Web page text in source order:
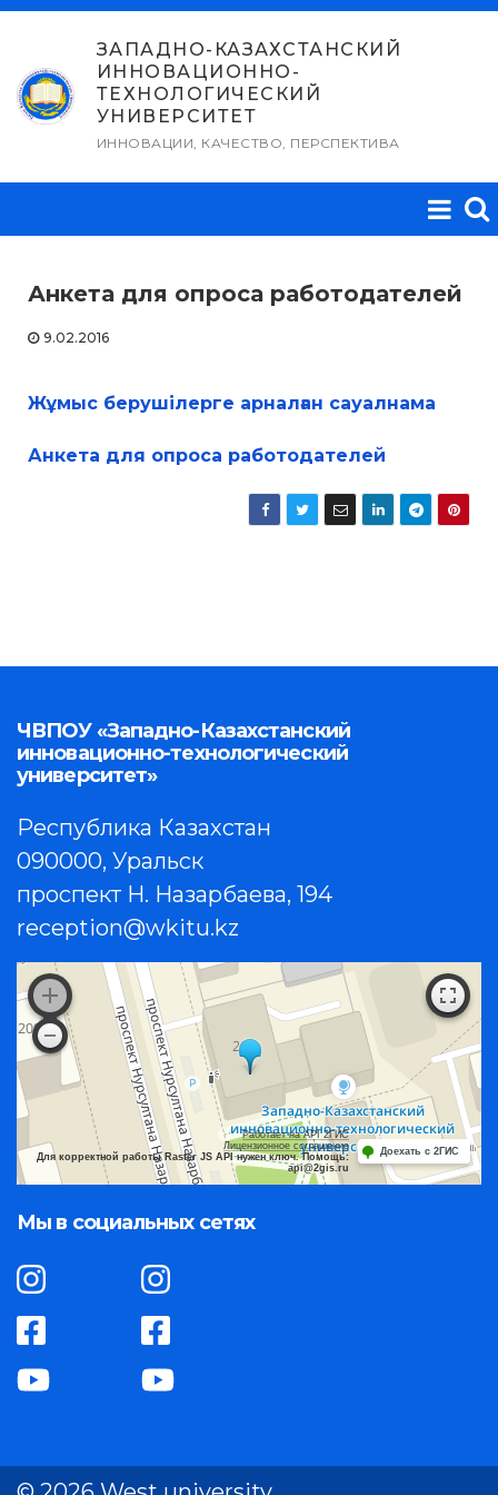
Перейти
содержимому
ЗАПАДНО-КАЗАХСТАНСКИЙ
ИННОВАЦИОННО-
ТЕХНОЛОГИЧЕСКИЙ
УНИВЕРСИТЕТ
ИННОВАЦИИ, КАЧЕСТВО, ПЕРСПЕКТИВА
Анкета для опроса работодателей
9.02.2016
Жұмыс берушілерге арналған сауалнама
Анкета для опроса работодателей
ЧВПОУ «Западно-Казахстанский
инновационно-технологический
университет»
Республика Казахстан
090000, Уральск
проспект Н. Назарбаева, 194
reception@wkitu.kz
Работает на API 2ГИС
Лицензионное соглашение
Для корректной работы Raster JS API нужен ключ. Помощь:
api@2gis.ru
Доехать с 2ГИС
Мы в социальных сетях